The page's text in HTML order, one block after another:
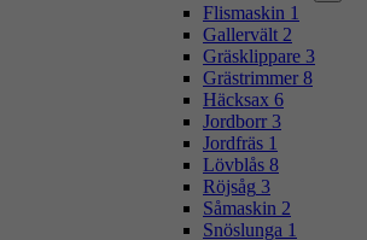
Flismaskin 1
Gallervält 2
Gräsklippare 3
Grästrimmer 8
Häcksax 6
Jordborr 3
Jordfräs 1
Lövblås 8
Röjsåg 3
Såmaskin 2
Snöslunga 1